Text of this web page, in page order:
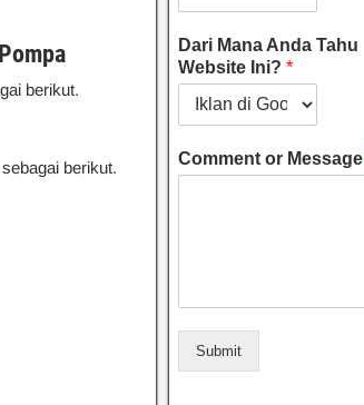
berikut.
berikut.
Dari Mana Anda Tahu
Website Ini? *
Comment or Message
Submit